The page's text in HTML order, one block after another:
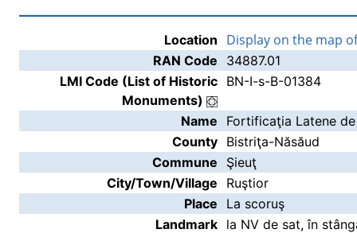
Location Display on the map
RAN Code
34887.01
LMI Code (List of Historic
Monuments)
BN-I-s-B-01384
Name
Fortificaţia Latene
County Bistriţa-Năsăud
Commune
Şieuţ
City/Town/Village
Ruştior
Place
La scoruş
Landmark la NV de sat, în